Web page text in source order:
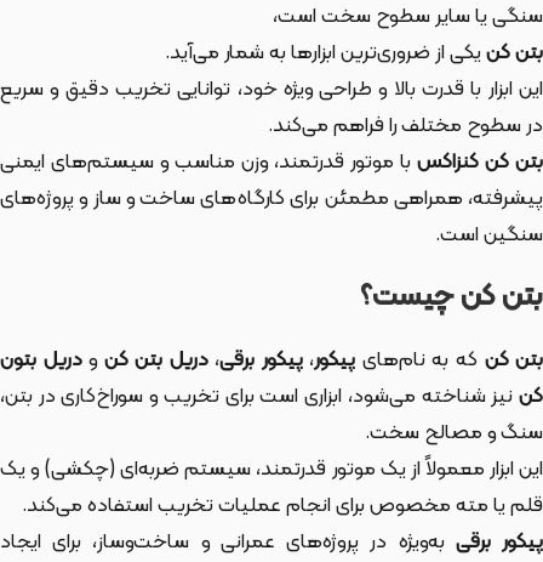
سنگی یا سایر سطوح سخت است،
بتن کنیکی از ضروری‌ترین ابزارها به شمار می‌آید.
این ابزار با قدرت بالا و طراحی ویژه خود، توانایی تخریب دقیق و سریع
در سطوح مختلف را فراهم می‌کند.
بتن کن کنزاکسبا موتور قدرتمند، وزن مناسب و سیستم‌های ایمنی
پیشرفته، همراهی مطمئن برای کارگاه‌های ساخت و ساز و پروژه‌های
سنگین است.
بتن کن چیست؟
بتن کن که به نام‌های پیکور،پيكور برقی،دریل بتن کن ودریل بتون
کننیز شناخته می‌شود، ابزاری است برای تخریب و سوراخ‌کاری در بتن،
سنگ و مصالح سخت.
این ابزار معمولاً از یک موتور قدرتمند، سیستم ضربه‌ای (چکشی) و یک
قلم یا مته مخصوص برای انجام عملیات تخریب استفاده می‌کند.
پیکور برقی به‌ویژه در پروژه‌های عمرانی و ساخت‌وساز، برای ایجاد